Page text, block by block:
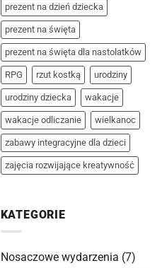
prezent na dzień dziecka
prezent na święta
prezent na święta dla nastolatków
RPG rzut kostką urodziny
urodziny dziecka wakacje
wakacje odliczanie wielkanoc
zabawy integracyjne dla dzieci
zajęcia rozwijające kreatywność
KATEGORIE
Nosaczowe wydarzenia (7)